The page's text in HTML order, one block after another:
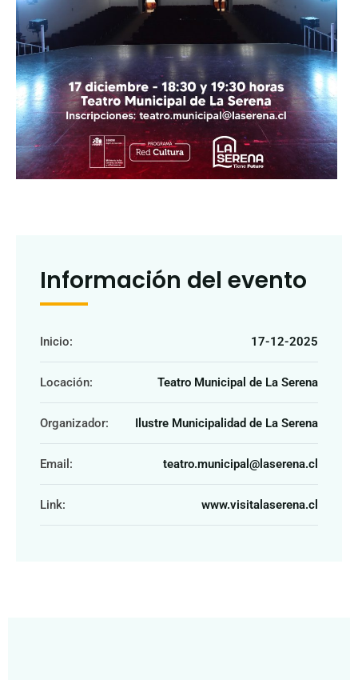
Información del evento
Inicio: 17-12-2025
Locación: Teatro Municipal de La Serena
Organizador: Ilustre Municipalidad de La Serena
Email: teatro.municipal@laserena.cl
Link: www.visitalaserena.cl